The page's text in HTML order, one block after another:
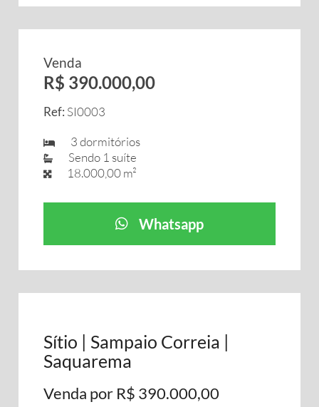
Venda
R$ 390.000,00
Ref: SI0003
3 dormitórios
Sendo 1 suíte
18.000,00 m²
Whatsapp
Sítio | Sampaio Correia |
Saquarema
Venda por R$ 390.000,00